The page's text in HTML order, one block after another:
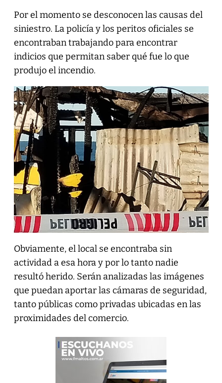
Por el momento se desconocen las causas del
siniestro. La policía y los peritos oficiales se
encontraban trabajando para encontrar
indicios que permitan saber qué fue lo que
produjo el incendio.
Obviamente, el local se encontraba sin
actividad a esa hora y por lo tanto nadie
resultó herido. Serán analizadas las imágenes
que puedan aportar las cámaras de seguridad,
tanto públicas como privadas ubicadas en las
proximidades del comercio.